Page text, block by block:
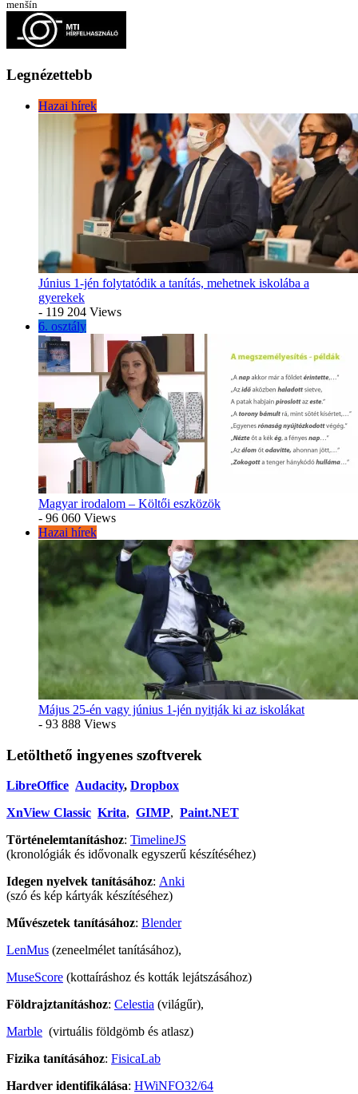
menšín
Legnézettebb
Hazai hírek
Június 1-jén folytatódik a tanítás, mehetnek iskolába a
gyerekek
- 119 204 Views
6. osztály
Magyar irodalom – Költői eszközök
- 96 060 Views
Hazai hírek
Május 25-én vagy június 1-jén nyitják ki az iskolákat
- 93 888 Views
Letölthető ingyenes szoftverek
LibreOffice Audacity, Dropbox
XnView Classic Krita, GIMP, Paint.NET
Történelemtanításhoz: TimelineJS
(kronológiák és idővonalk egyszerű készítéséhez)
Idegen nyelvek tanításához: Anki
(szó és kép kártyák készítéséhez)
Művészetek tanításához: Blender
LenMus (zeneelmélet tanításához),
MuseScore (kottaíráshoz és kották lejátszásához)
Földrajztanításhoz: Celestia (világűr),
Marble (virtuális földgömb és atlasz)
Fizika tanításához: FisicaLab
Hardver identifikálása: HWiNFO32/64